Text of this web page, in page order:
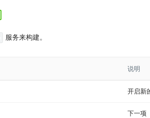
服务来构建。
说明
开启新
下一项